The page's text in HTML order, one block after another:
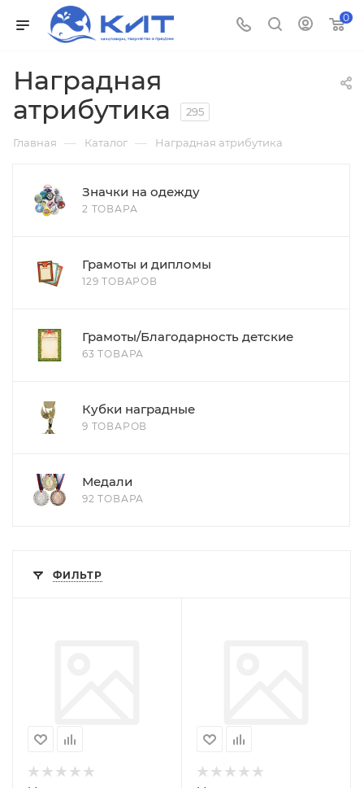
0
Наградная
атрибутика
295
Главная — Каталог — Наградная атрибутика
Значки на одежду
2 ТОВАРА
Грамоты и дипломы
129 ТОВАРОВ
Грамоты/Благодарность детские
63 ТОВАРА
Кубки наградные
9 ТОВАРОВ
Медали
92 ТОВАРА
ФИЛЬТР